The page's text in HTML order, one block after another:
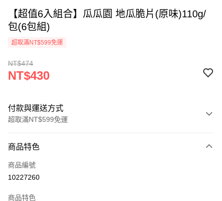
【超值6入組合】瓜瓜園 地瓜脆片(原味)110g/
包(6包組)
超取滿NT$599免運
NT$474
NT$430
付款與運送方式
超取滿NT$599免運
信用卡一次付款
超商取貨付款
商品特色
商品編號
10227260
商品特色